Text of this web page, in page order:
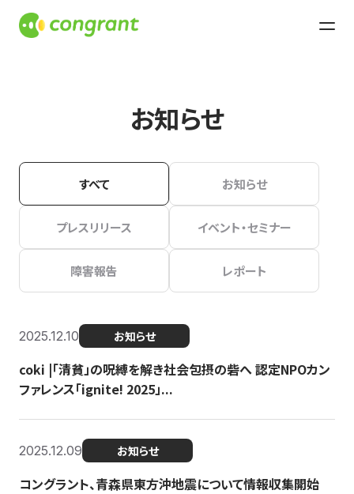
お知らせ
すべて お知らせ
プレスリリース イベント・セミナー
障害報告 レポート
2025.12.10 お知らせ
coki |「清貧」の呪縛を解き社会包摂の砦へ 認定NPOカン
ファレンス「ignite! 2025」...
2025.12.09 お知らせ
コングラント、青森県東方沖地震について情報収集開始